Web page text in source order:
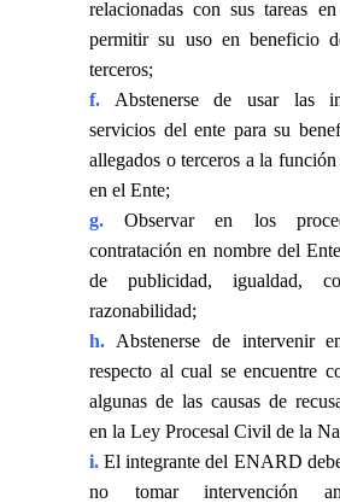
relacionadas con sus tareas
permitir su uso en beneficio
terceros;
f. Abstenerse de usar las
servicios del ente para su
allegados o terceros a la
en el Ente;
g. Observar en los
contratación en nombre del
de publicidad, igualdad,
razonabilidad;
h. Abstenerse de intervenir
respecto al cual se encuentre
algunas de las causas de
en la Ley Procesal Civil de la
i. El integrante del ENARD
no tomar intervención